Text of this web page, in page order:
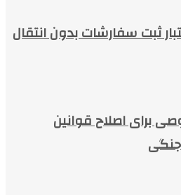
ثبت سفارشات بدون انتقال
برای اصلاح قوانین